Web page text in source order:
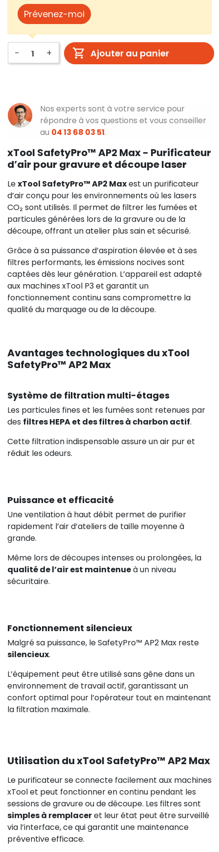
108,00 €
Prévenez-moi
- + Ajouter au panier
Nos experts sont à votre service pour
répondre à vos questions et vous conseiller
au 04 13 68 03 51.
xTool SafetyPro™ AP2 Max - Purificateur
d’air pour gravure et découpe laser
LexTool SafetyPro™ AP2 Maxest un purificateur
d’air conçu pour les environnements où les lasers
CO₂ sont utilisés. Il permet de filtrer les fumées et
particules générées lors de la gravure ou de la
découpe, offrant un atelier plus sain et sécurisé.
Grâce à sa puissance d’aspiration élevée et à ses
filtres performants, les émissions nocives sont
captées dès leur génération. L’appareil est adapté
aux machines xTool P3 et garantit un
fonctionnement continu sans compromettre la
qualité du marquage ou de la découpe.
Avantages technologiques du xTool
SafetyPro™ AP2 Max
Système de filtration multi-étages
Les particules fines et les fumées sont retenues par
des filtres HEPA et des filtres à charbon actif.
Cette filtration indispensable assure un air pur et
réduit les odeurs.
Puissance et efficacité
Une ventilation à haut débit permet de purifier
rapidement l’air d’ateliers de taille moyenne à
grande.
Même lors de découpes intenses ou prolongées, la
qualité de l’air est maintenueà un niveau
sécuritaire.
Fonctionnement silencieux
Malgré sa puissance, le SafetyPro™ AP2 Max reste
silencieux.
L’équipement peut être utilisé sans gêne dans un
environnement de travail actif, garantissant un
confort optimal pour l’opérateur tout en maintenant
la filtration maximale.
Utilisation du xTool SafetyPro™ AP2 Max
Le purificateur se connecte facilement aux machines
xTool et peut fonctionner en continu pendant les
sessions de gravure ou de découpe. Les filtres sont
simples à remplaceret leur état peut être surveillé
via l’interface, ce qui garantit une maintenance
préventive efficace.